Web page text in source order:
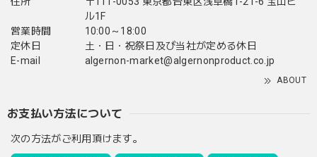
ル1F
営業時間
10:00～18:00
定休日
土・日・祝祭日及び当社が定める休日
E-mail
algernon-market@algernonproduct.co.jp
ABOUT
お支払い方法について
次の方法がご利用頂けます。